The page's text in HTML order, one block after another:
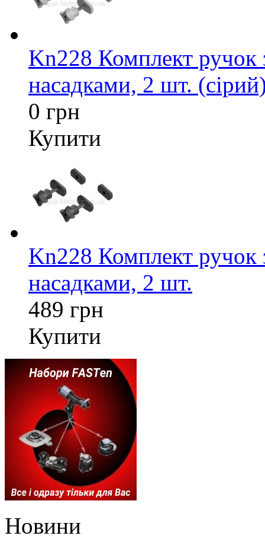
Kn228 Комплект ручок
насадками, 2 шт.
0 грн
Купити
Kn228 Комплект ручок
насадками, 2 шт.
489 грн
Купити
Новини